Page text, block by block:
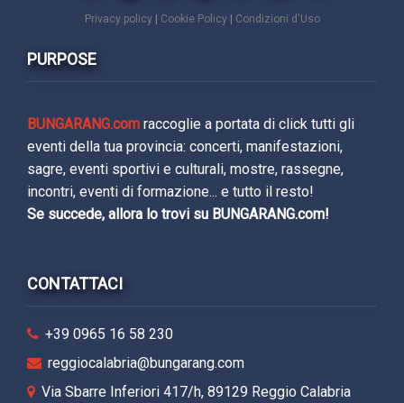
Privacy policy| Cookie Policy| Condizioni d'Uso
PURPOSE
BUNGARANG.com raccoglie a portata di click tutti gli
eventi della tua provincia: concerti, manifestazioni,
sagre, eventi sportivi e culturali, mostre, rassegne,
incontri, eventi di formazione... e tutto il resto!
Se succede, allora lo trovi su BUNGARANG.com!
CONTATTACI
+39 0965 16 58 230
reggiocalabria@bungarang.com
Via Sbarre Inferiori 417/h, 89129 Reggio Calabria